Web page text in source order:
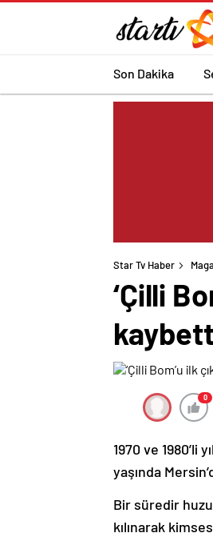
Son Dakika
Star Tv Haber
‘Çilli
0
1970 ve 1980’li
yaşında
Bir süredir
kılınarak